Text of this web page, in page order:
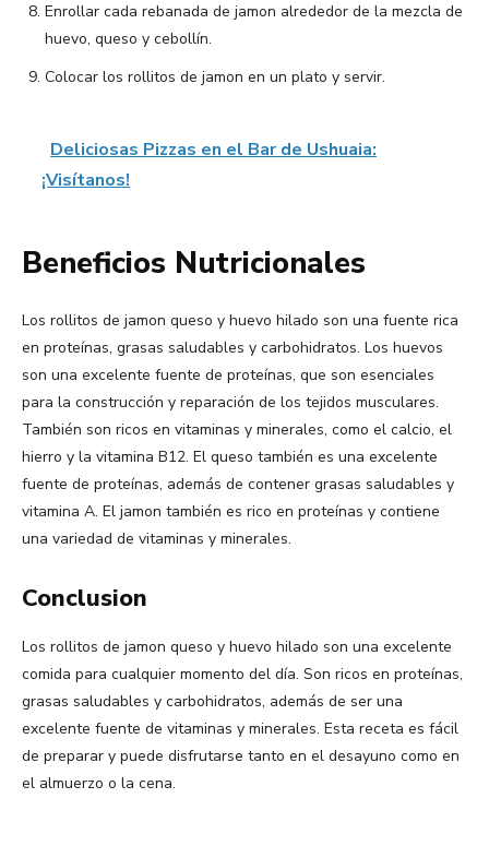
Enrollar cada rebanada de jamon alrededor de la mezcla de
huevo, queso y cebollín.
Colocar los rollitos de jamon en un plato y servir.
Deliciosas Pizzas en el Bar de Ushuaia:
¡Visítanos!
Beneficios Nutricionales
Los rollitos de jamon queso y huevo hilado son una fuente rica
en proteínas, grasas saludables y carbohidratos. Los huevos
son una excelente fuente de proteínas, que son esenciales
para la construcción y reparación de los tejidos musculares.
También son ricos en vitaminas y minerales, como el calcio, el
hierro y la vitamina B12. El queso también es una excelente
fuente de proteínas, además de contener grasas saludables y
vitamina A. El jamon también es rico en proteínas y contiene
una variedad de vitaminas y minerales.
Conclusion
Los rollitos de jamon queso y huevo hilado son una excelente
comida para cualquier momento del día. Son ricos en proteínas,
grasas saludables y carbohidratos, además de ser una
excelente fuente de vitaminas y minerales. Esta receta es fácil
de preparar y puede disfrutarse tanto en el desayuno como en
el almuerzo o la cena.